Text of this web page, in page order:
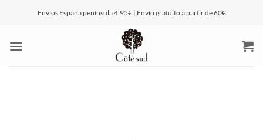
Envíos España península 4,95€ | Envío gratuito a partir de 60€